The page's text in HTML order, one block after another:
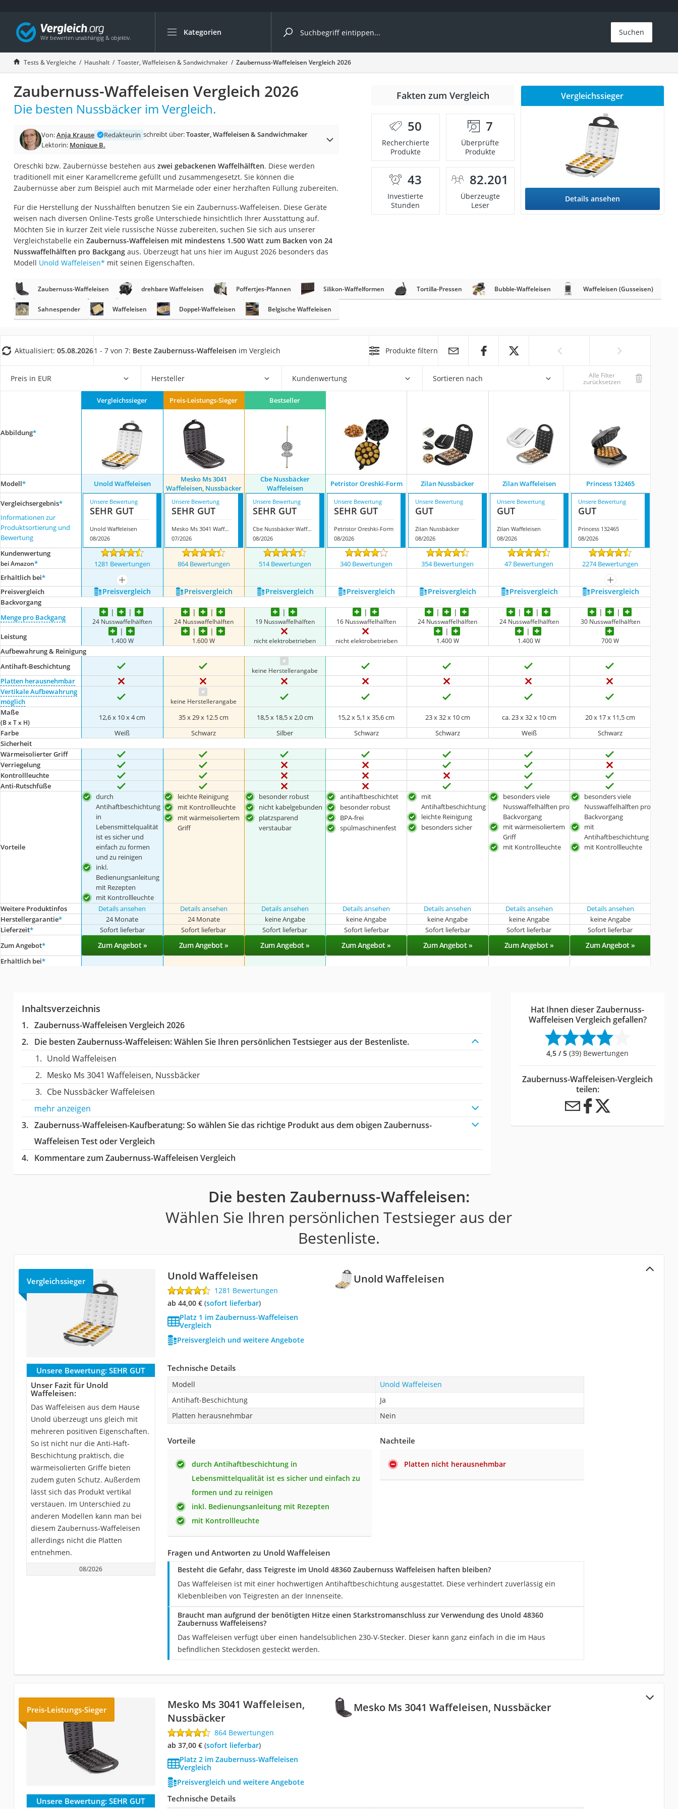
Kategorien
Die beliebtesten Vergleiche nach Kategorie
Haushalt
Wassersprudler
Zentralstaubsauger
Brotbackautomat
Wischroboter
Wäschespinne
Spülmaschinentabs
Akku-Staubsauger
AEG-Waschmaschine
Saug-Wisch-Roboter
Handstaubsauger
Milchaufschäumer
Kondenstrockner
Reiskocher
Heißwasserspender
Ecovacs-Saugroboter
Messerschärfer
Service
Suchen
Tests & Vergleiche Haushalt Toaster, Waffeleisen & Sandwichmaker Zaubernuss-Waffeleisen Vergleich 2026
Zaubernuss-Waffeleisen Vergleich 2026
Die besten Nussbäcker im Vergleich.
Von:Anja Krause Redakteurin schreibt über:Toaster, Waffeleisen & Sandwichmaker
Lektorin: Monique B.
Oreschki bzw. Zaubernüsse bestehen aus zwei gebackenen Waffelhälften. Diese werden
traditionell mit einer Karamellcreme gefüllt und zusammengesetzt. Sie können die
Zaubernüsse aber zum Beispiel auch mit Marmelade oder einer herzhaften Füllung zubereiten.
Für die Herstellung der Nusshälften benutzen Sie ein Zaubernuss-Waffeleisen. Diese Geräte
weisen nach diversen Online-Tests große Unterschiede hinsichtlich Ihrer Ausstattung auf.
Möchten Sie in kurzer Zeit viele russische Nüsse zubereiten, suchen Sie sich aus unserer
Vergleichstabelle ein Zaubernuss-Waffeleisen mit mindestens 1.500 Watt zum Backen von 24
Nusswaffelhälften pro Backgangaus. Überzeugt hat uns hier im August 2026 besonders das
Modell Unold Waffeleisen* mit seinen Eigenschaften.
Fakten zum Vergleich
50
Recherchierte
Produkte
7
Überprüfte
Produkte
43
Investierte
Stunden
82.201
Überzeugte
Leser
Vergleichssieger
Details ansehen
Zaubernuss-Waffeleisen drehbare Waffeleisen Poffertjes-Pfannen Silikon-Waffelformen Tortilla-Pressen Bubble-Waffeleisen Waffeleisen (Gusseisen)
Sahnespender Waffeleisen Doppel-Waffeleisen Belgische Waffeleisen
Aktualisiert: 05.08.20261 - 7 von 7: Beste Zaubernuss-Waffeleisen im Vergleich Produkte filtern
Preis in EUR Hersteller Kundenwertung Sortieren nach Alle Filter
zurücksetzen
Abbildung*
Vergleichssieger Preis-Leistungs-Sieger Bestseller
Modell* Unold Waffeleisen
Mesko Ms 3041
Waffeleisen, Nussbäcker
Cbe Nussbäcker
Waffeleisen
Petristor Oreshki-Form Zilan Nussbäcker Zilan Waffeleisen Princess 132465
Vergleichsergebnis*
Informationen zur
Produktsortierung und
Bewertung
Unsere Bewertung
SEHR GUT
Unold Waffeleisen
08/2026
Unsere Bewertung
SEHR GUT
Mesko Ms 3041 Waffeleisen, Nussbäcker
07/2026
Unsere Bewertung
SEHR GUT
Cbe Nussbäcker Waffeleisen
08/2026
Unsere Bewertung
SEHR GUT
Petristor Oreshki-Form
08/2026
Unsere Bewertung
GUT
Zilan Nussbäcker
08/2026
Unsere Bewertung
GUT
Zilan Waffeleisen
08/2026
Unsere Bewertung
GUT
Princess 132465
08/2026
Kundenwertung
bei Amazon* 1281 Bewertungen 864 Bewertungen 514 Bewertungen 340 Bewertungen 354 Bewertungen 47 Bewertungen
2274 Bewertungen
Erhältlich bei*
mehr anzeigen
mehr anzeigen
Preis­vergleich
Preis­vergleich Preis­vergleich Preis­vergleich Preis­vergleich Preis­vergleich Preis­vergleich Preis­vergleich
Backvorgang
Menge pro Backgang
24 Nusswaffelhälften 24 Nusswaffelhälften 19 Nusswaffelhälften 16 Nusswaffelhälften 24 Nusswaffelhälften 24 Nusswaffelhälften 30 Nusswaffelhälften
Leistung 1.400 W 1.600 W nicht elektrobetrieben nicht elektrobetrieben 1.400 W 1.400 W 700 W
Aufbewahrung & Reinigung
Antihaft-Beschichtung
keine Herstellerangabe
Platten herausnehmbar
Vertikale Aufbewahrung
möglich
keine Herstellerangabe
Maße
(B x T x H)
12,6 x 10 x 4 cm 35 x 29 x 12.5 cm ‎18,5 x 18,5 x 2,0 cm 15,2 x 5,1 x 35,6 cm 23 x 32 x 10 cm ca. 23 x 32 x 10 cm
20 x 17 x 11,5 cm
Farbe
Weiß Schwarz Silber Schwarz Schwarz Weiß
Schwarz
Sicherheit
Wärmeisolierter Griff
Verriegelung
Kontrollleuchte
Anti-Rutschfüße
Vorteile
durch
Antihaftbeschichtung
in
Lebensmittelqualität
ist es sicher und
einfach zu formen
und zu reinigen
inkl.
Bedienungsanleitung
mit Rezepten
mit Kontrollleuchte
leichte Reinigung
mit Kontrollleuchte
mit wärmeisoliertem
Griff
besonder robust
nicht kabelgebunden
platzsparend
verstaubar
antihaftbeschichtet
besonder robust
BPA-frei
spülmaschinenfest
mit
Antihaftbeschichtung
leichte Reinigung
besonders sicher
besonders viele
Nusswaffelhälften pro
Backvorgang
mit wärmeisoliertem
Griff
mit Kontrollleuchte
besonders viele
Nusswaffelhälften pro
Backvorgang
mit
Antihaftbeschichtung
mit Kontrollleuchte
Weitere Produktinfos Details ansehen Details ansehen Details ansehen Details ansehen Details ansehen Details ansehen
Details ansehen
Herstellergarantie* 24 Monate 24 Monate keine Angabe keine Angabe keine Angabe keine Angabe
keine Angabe
Lieferzeit* Sofort lieferbar Sofort lieferbar Sofort lieferbar Sofort lieferbar Sofort lieferbar Sofort lieferbar
Sofort lieferbar
Zum Angebot* Zum Angebot » Zum Angebot » Zum Angebot » Zum Angebot » Zum Angebot » Zum Angebot » Zum Angebot »
Erhältlich bei*
Inhaltsverzeichnis
Zaubernuss-Waffeleisen Vergleich 2026
Die besten Zaubernuss-Waffeleisen:Wählen Sie Ihren persönlichen Testsieger aus der Bestenliste.
Unold Waffeleisen
Mesko Ms 3041 Waffeleisen, Nussbäcker
Cbe Nussbäcker Waffeleisen
mehr anzeigen
Zaubernuss-Waffeleisen-Kaufberatung: So wählen Sie das richtige Produkt aus dem obigen Zaubernuss-
Waffeleisen Test oder Vergleich
Kommentare zum Zaubernuss-Waffeleisen Vergleich
Hat Ihnen dieser Zaubernuss-
Waffeleisen Vergleich gefallen?
4,5 / 5 (39) Bewertungen
Zaubernuss-Waffeleisen-Vergleich
teilen:
Die besten Zaubernuss-Waffeleisen:
Wählen Sie Ihren persönlichen Testsieger aus der
Bestenliste.
Unold Waffeleisen
Vergleichssieger Unold Waffeleisen
1281 Bewertungen
ab 44,00 €( Sofort lieferbar)
Platz 1 im Zaubernuss-Waffeleisen
Vergleich
Preisvergleich und weitere Angebote
Unsere Bewertung: SEHR GUT
Unser Fazit für Unold
Waffeleisen:
Das Waffeleisen aus dem Hause
Unold überzeugt uns gleich mit
mehreren positiven Eigenschaften.
So ist nicht nur die Anti-Haft-
Beschichtung praktisch, die
wärmeisolierten Griffe bieten
zudem guten Schutz. Außerdem
lässt sich das Produkt vertikal
verstauen. Im Unterschied zu
anderen Modellen kann man bei
diesem Zaubernuss-Waffeleisen
allerdings nicht die Platten
entnehmen.
08/2026
Technische Details
Modell
Unold Waffeleisen
Antihaft-Beschichtung
Ja
Platten herausnehmbar
Nein
Vorteile
durch Antihaftbeschichtung in
Lebensmittelqualität ist es sicher und einfach zu
formen und zu reinigen
inkl. Bedienungsanleitung mit Rezepten
mit Kontrollleuchte
Nachteile
Platten nicht herausnehmbar
Fragen und Antworten zu Unold Waffeleisen
Besteht die Gefahr, dass Teigreste im Unold 48360 Zaubernuss Waffeleisen haften bleiben?
Das Waffeleisen ist mit einer hochwertigen Antihaftbeschichtung ausgestattet. Diese verhindert zuverlässig ein
Klebenbleiben von Teigresten an der Innenseite.
Braucht man aufgrund der benötigten Hitze einen Starkstromanschluss zur Verwendung des Unold 48360
Zaubernuss Waffeleisens?
Das Waffeleisen verfügt über einen handelsüblichen 230-V-Stecker. Dieser kann ganz einfach in die im Haus
befindlichen Steckdosen gesteckt werden.
Mesko Ms 3041 Waffeleisen, Nussbäcker
Preis-Leistungs-Sieger
Mesko Ms 3041 Waffeleisen,
Nussbäcker
864 Bewertungen
ab 37,00 €( Sofort lieferbar)
Platz 2 im Zaubernuss-Waffeleisen
Vergleich
Preisvergleich und weitere Angebote
Unsere Bewertung: SEHR GUT Technische Details